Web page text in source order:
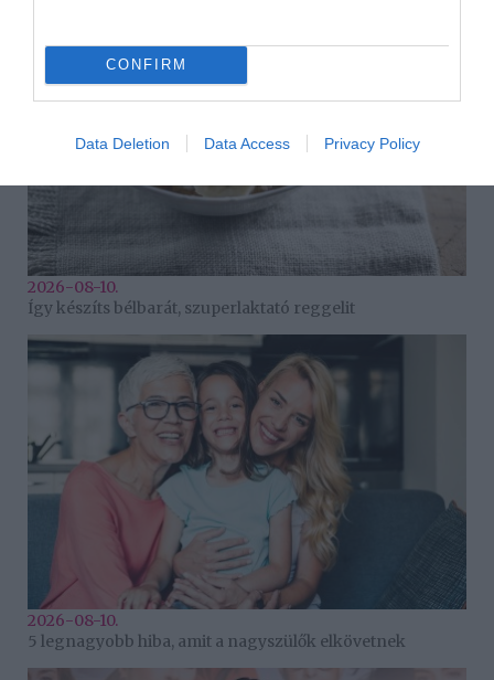
CONFIRM
Data Deletion Data Access Privacy Policy
2026-08-10.
Így készíts bélbarát, szuperlaktató reggelit
2026-08-10.
5 legnagyobb hiba, amit a nagyszülők elkövetnek